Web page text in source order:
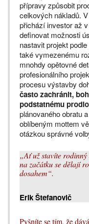
přípravy způsobit
celkových nákladů.
přichází investor až
definovat možnosti
nastavit projekt
také vymezenému
mnohdy opětovné
profesionálního
procesu výstavby
často zachránit,
podstatnému
plánovaného obratu
oblíbeným mottem
otázkou správné
„Ať už stavíte
na začátku se dělají
dosahem“.
Erik Štefanovič
Pyšníte se tím, že